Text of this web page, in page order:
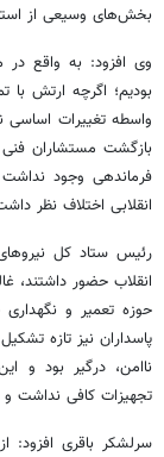
بخش‌های وسیعی از
وی افزود: به واقع
بودیم؛ اگرچه ارتش با
واسطه تغییرات اساسی
بازگشت مستشاران
فرماندهی وجود
انقلابی اختلاف نظر
رئیس ستاد کل
انقلاب حضور داشتند،
حوزه تعمیر و نگهداری
پاسداران نیز تازه
ناامن، درگیر بود و
تجهیزات کافی نداشت و
سرلشکر باقری